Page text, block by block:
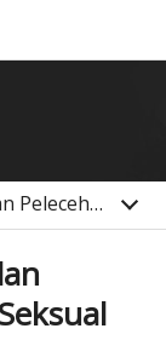
Kebijakan Pencegahan dan Penanganan Pelecehan Seksual di Lingkungan Kerja
Produk